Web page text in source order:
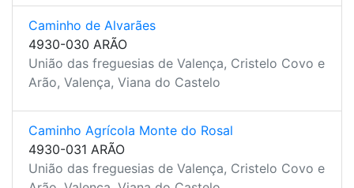
Caminho de Alvarães
4930-030 ARÃO
União das freguesias de Valença, Cristelo Covo e
Arão, Valença, Viana do Castelo
Caminho Agrícola Monte do Rosal
4930-031 ARÃO
União das freguesias de Valença, Cristelo Covo e